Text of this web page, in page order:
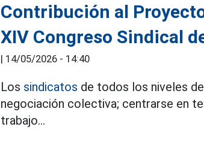
Contribución al
XIV Congreso Sindical
| 14/05/2026 - 14:40
Los sindicatos de todos los niveles
negociación colectiva; centrarse en
trabajo...